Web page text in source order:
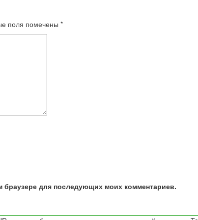
поля помечены *
браузере для последующих моих комментариев.